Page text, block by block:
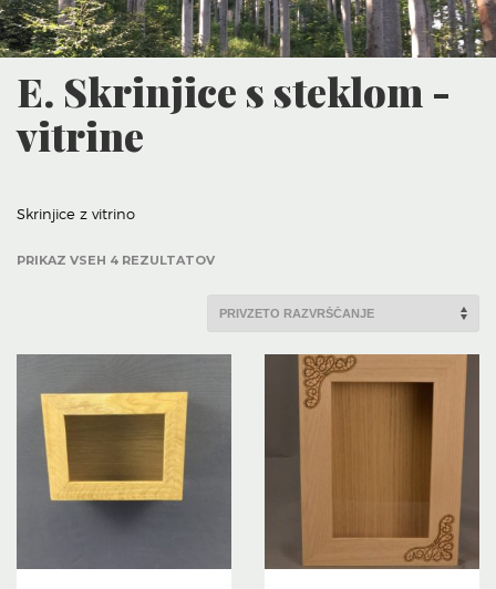
E. Skrinjice s steklom -
vitrine
Skrinjice z vitrino
PRIKAZ VSEH 4 REZULTATOV